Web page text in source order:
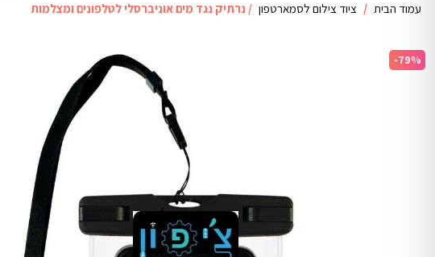
עמוד הבית / ציוד צילום לסמארטפון / נרתיק נגד מים אוניברסלי לטלפונים ומצלמות
-79%